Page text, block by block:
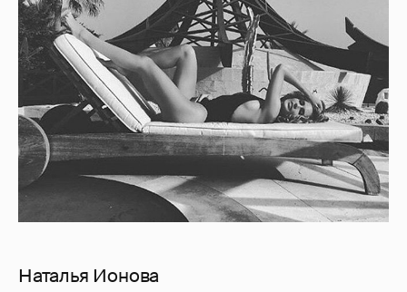
Наталья Ионова